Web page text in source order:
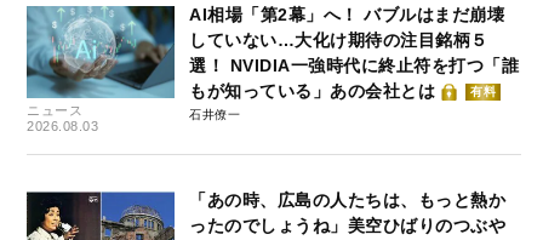
ニュース
2026.08.03
AI相場「第2幕」へ！ バブルはまだ崩壊
していない…大化け期待の注目銘柄５
選！ NVIDIA一強時代に終止符を打つ「誰
もが知っている」あの会社とは
有料
石井僚一
「あの時、広島の人たちは、もっと熱か
ったのでしょうね」美空ひばりのつぶや